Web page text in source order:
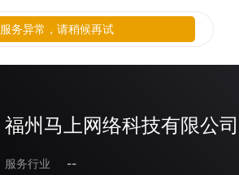
福州马上网络科技有限公司
服务行业
--
服务异常，请稍候再试